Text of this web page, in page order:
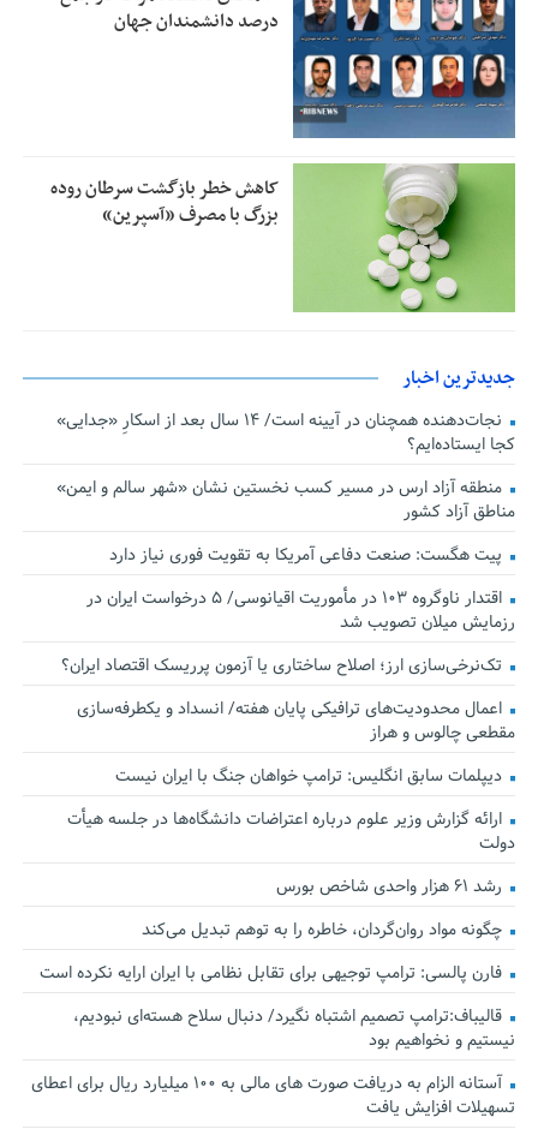
درصد دانشمندان جهان
کاهش خطر بازگشت سرطان روده
بزرگ با مصرف «آسپرین»
جدیدترین اخبار
نجات‌دهنده‌ همچنان در آیینه است/ ۱۴ سال بعد از اسکارِ «جدایی»
کجا ایستاده‌ایم؟
منطقه آزاد ارس در مسیر کسب نخستین نشان «شهر سالم و ایمن»
مناطق آزاد کشور
پیت هگست: صنعت دفاعی آمریکا به تقویت فوری نیاز دارد
اقتدار ناوگروه ۱۰۳ در مأموریت‌ اقیانوسی/ ۵ درخواست ایران در
رزمایش میلان تصویب شد
تک‌نرخی‌سازی ارز؛ اصلاح ساختاری یا آزمون پرریسک اقتصاد ایران؟
اعمال محدودیت‌های ترافیکی پایان هفته/ انسداد و یکطرفه‌سازی
مقطعی چالوس و هراز
دیپلمات سابق انگلیس:‌ ترامپ خواهان جنگ با ایران نیست
ارائه گزارش وزیر علوم درباره اعتراضات دانشگاه‌ها در جلسه هیأت
دولت
رشد ۶۱ هزار واحدی شاخص بورس
چگونه مواد روان‌گردان، خاطره را به توهم تبدیل می‌کند
فارن پالسی: ترامپ توجیهی برای تقابل نظامی با ایران ارایه نکرده است
قالیباف:ترامپ تصمیم اشتباه نگیرد/ دنبال سلاح هسته‌ای نبودیم،
نیستیم و نخواهیم بود
آستانه الزام به دریافت صورت های مالی به ۱۰۰ میلیارد ریال برای اعطای
تسهیلات افزایش یافت